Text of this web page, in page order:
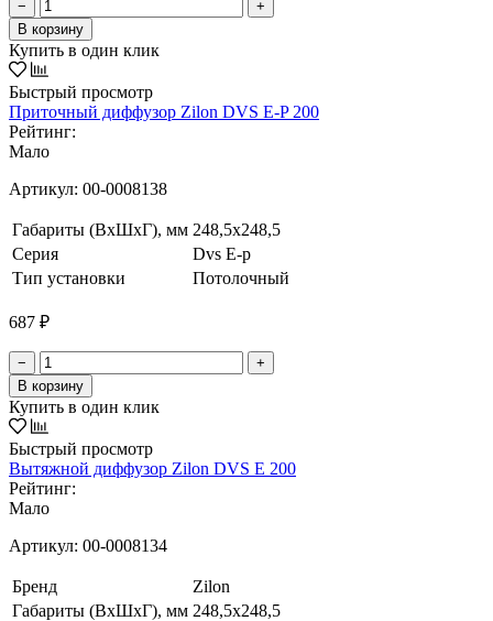
−
+
В корзину
Купить в один клик
Быстрый просмотр
Приточный диффузор Zilon DVS E-P 200
Рейтинг:
Мало
Артикул: 00-0008138
Габариты (ВxШxГ), мм 248,5x248,5
Серия
Dvs E-p
Тип установки
Потолочный
687 ₽
−
+
В корзину
Купить в один клик
Быстрый просмотр
Вытяжной диффузор Zilon DVS E 200
Рейтинг:
Мало
Артикул: 00-0008134
Бренд
Zilon
Габариты (ВxШxГ), мм 248,5x248,5